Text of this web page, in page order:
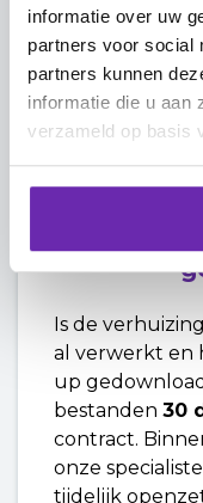
informatie over uw
partners voor social
partners kunnen
informatie die u aan
verzameld op basis
Hoe
e-mail?
Is de
al verwerkt en
up
bestanden 30
contract.
onze
tijdelijk